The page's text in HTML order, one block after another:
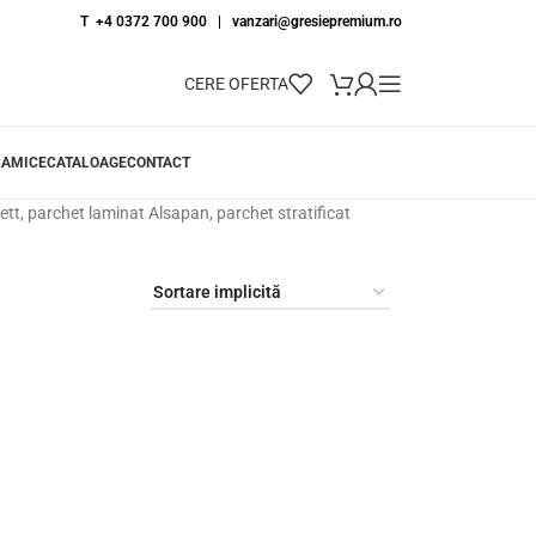
T +4 0372 700 900 | vanzari@gresiepremium.ro
CERE OFERTA
CATALOAGECONTACT
parchet laminat Alsapan, parchet stratificat